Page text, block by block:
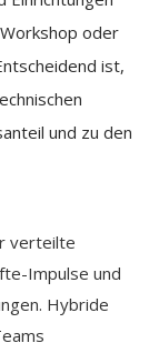
oder
ist,
und zu den
verteilte
Impulse und
Hybride